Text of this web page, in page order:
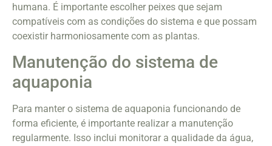
humana. É importante escolher peixes que sejam
compatíveis com as condições do sistema e que possam
coexistir harmoniosamente com as plantas.
Manutenção do sistema de
aquaponia
Para manter o sistema de aquaponia funcionando de
forma eficiente, é importante realizar a manutenção
regularmente. Isso inclui monitorar a qualidade da água,